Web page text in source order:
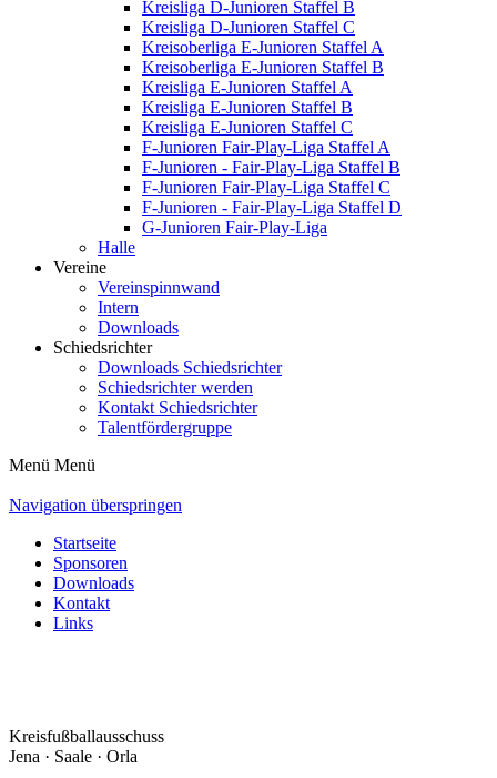
Kreisliga D-Junioren Staffel B
Kreisliga D-Junioren Staffel C
Kreisoberliga E-Junioren Staffel A
Kreisoberliga E-Junioren Staffel B
Kreisliga E-Junioren Staffel A
Kreisliga E-Junioren Staffel B
Kreisliga E-Junioren Staffel C
F-Junioren Fair-Play-Liga Staffel A
F-Junioren - Fair-Play-Liga Staffel B
F-Junioren Fair-Play-Liga Staffel C
F-Junioren - Fair-Play-Liga Staffel D
G-Junioren Fair-Play-Liga
Halle
Vereine
Vereinspinnwand
Intern
Downloads
Schiedsrichter
Downloads Schiedsrichter
Schiedsrichter werden
Kontakt Schiedsrichter
Talentfördergruppe
Menü Menü
Navigation überspringen
Startseite
Sponsoren
Downloads
Kontakt
Links
Kreisfußballausschuss
Jena · Saale · Orla